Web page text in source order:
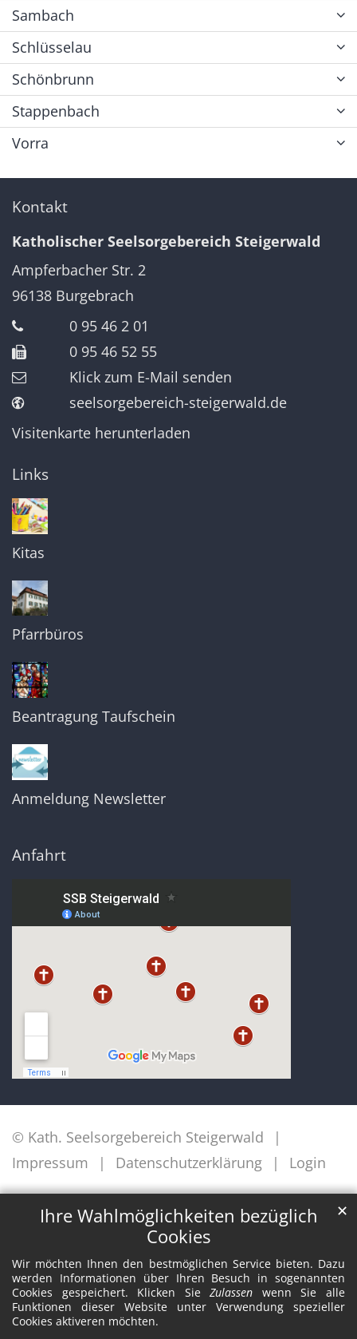
Ihre Wahlmöglichkeiten bezüglich
Cookies
Wir möchten Ihnen den bestmöglichen Service bieten. Dazu
werden Informationen über Ihren Besuch in sogenannten
Cookies gespeichert. Klicken SieZulassen wenn Sie alle
Funktionen dieser Website unter Verwendung spezieller
Cookies aktiveren möchten.
✕
Sambach
Schlüsselau
Schönbrunn
Stappenbach
Vorra
Kontakt
Katholischer Seelsorgebereich Steigerwald
Ampferbacher Str. 2
96138 Burgebrach
0 95 46 2 01
0 95 46 52 55
Klick zum E-Mail senden
seelsorgebereich-steigerwald.de
Visitenkarte herunterladen
Links
Kitas
Pfarrbüros
Beantragung Taufschein
Anmeldung Newsletter
Anfahrt
© Kath. Seelsorgebereich Steigerwald
Impressum
Datenschutzerklärung Login